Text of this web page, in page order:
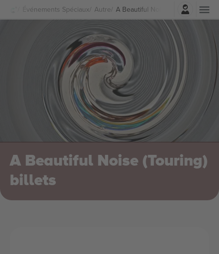
Événements Spéciaux Autre A Beautiful Noise (Touring) Billets
Connexion
A Beautiful Noise (Touring)
billets